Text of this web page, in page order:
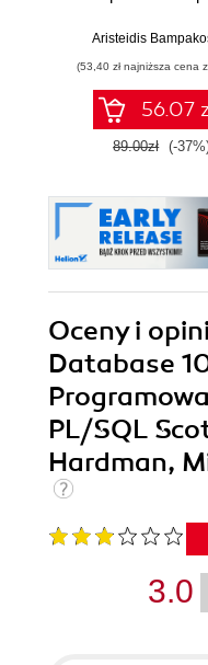
webowych z
frameworku
Angular 15.
Wydanie IV
Aristeidis
(53,40 zł najniższa cena
56.07
89.00zł (-
Oceny i
Database
PL/SQL
Hardman,
3.0